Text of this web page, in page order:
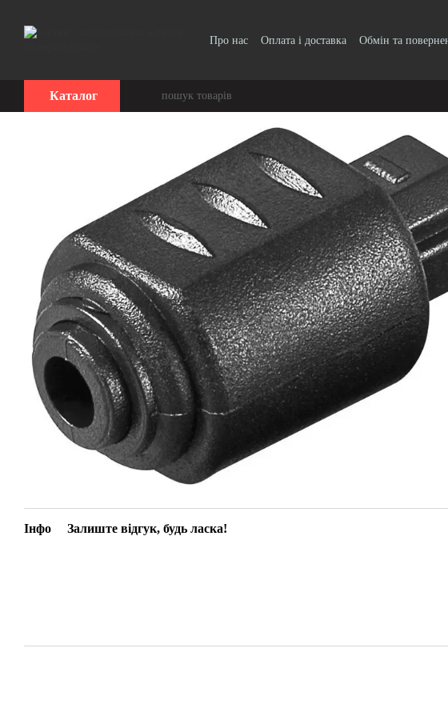
Про нас Оплата і доставка Обмін та
Каталог
Інфо Залиште відгук, будь ласка!